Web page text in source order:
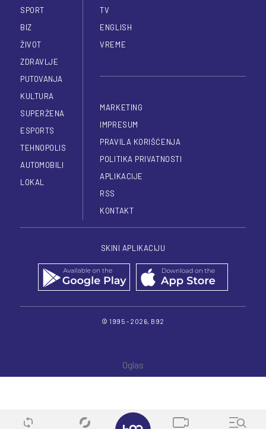
SPORT
BIZ
ŽIVOT
ZDRAVLJE
PUTOVANJA
KULTURA
SUPERŽENA
ESPORTS
TEHNOPOLIS
AUTOMOBILI
LOKAL
TV
ENGLISH
VREME
MARKETING
IMPRESUM
PRAVILA KORIŠĆENJA
POLITIKA PRIVATNOSTI
APLIKACIJE
RSS
KONTAKT
SKINI APLIKACIJU
© 1995 - 2026, B92
✕